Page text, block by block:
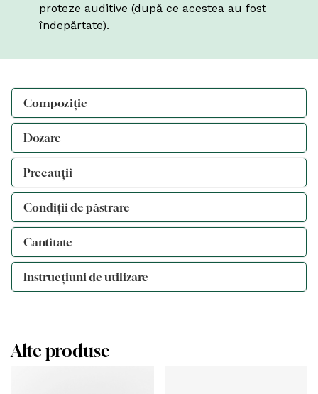
proteze auditive (după ce acestea au fost
îndepărtate).
Compoziție
Dozare
Precauții
Condiții de păstrare
Cantitate
Instrucțiuni de utilizare
Alte produse